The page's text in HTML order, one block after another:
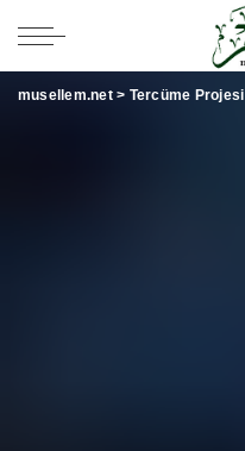
musellem.net> Tercüme Projesi